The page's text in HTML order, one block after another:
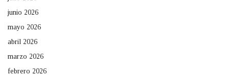
junio 2026
mayo 2026
abril 2026
marzo 2026
febrero 2026